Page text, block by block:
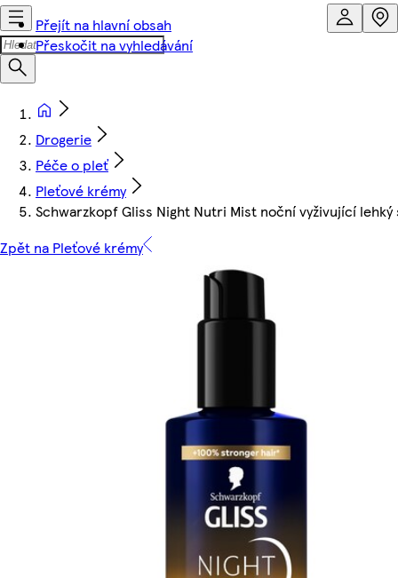
Přejít na hlavní obsah
Přeskočit na vyhledávání
Drogerie
Péče o pleť
Pleťové krémy
Schwarzkopf Gliss Night Nutri Mist noční vyživující
Zpět na Pleťové krémy